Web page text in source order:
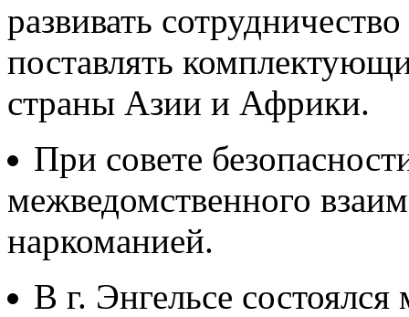
развивать
поставлять
страны Азии и Африки.
При совете
межведомственного
наркоманией.
В г. Энгельсе